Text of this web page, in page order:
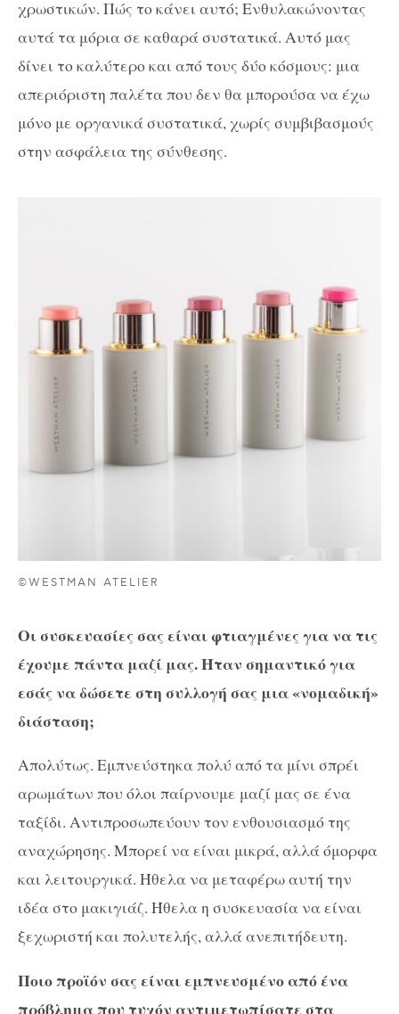
χρωστικών. Πώς το κάνει αυτό; Ενθυλακώνοντας
αυτά τα μόρια σε καθαρά συστατικά. Αυτό μας
δίνει το καλύτερο και από τους δύο κόσμους: μια
απεριόριστη παλέτα που δεν θα μπορούσα να έχω
μόνο με οργανικά συστατικά, χωρίς συμβιβασμούς
στην ασφάλεια της σύνθεσης.
©WESTMAN ATELIER
Οι συσκευασίες σας είναι φτιαγμένες για να τις
έχουμε πάντα μαζί μας. Ήταν σημαντικό για
εσάς να δώσετε στη συλλογή σας μια «νομαδική»
διάσταση;
Απολύτως. Εμπνεύστηκα πολύ από τα μίνι σπρέι
αρωμάτων που όλοι παίρνουμε μαζί μας σε ένα
ταξίδι. Αντιπροσωπεύουν τον ενθουσιασμό της
αναχώρησης. Μπορεί να είναι μικρά, αλλά όμορφα
και λειτουργικά. Ήθελα να μεταφέρω αυτή την
ιδέα στο μακιγιάζ. Ήθελα η συσκευασία να είναι
ξεχωριστή και πολυτελής, αλλά ανεπιτήδευτη.
Ποιο προϊόν σας είναι εμπνευσμένο από ένα
πρόβλημα που τυχόν αντιμετωπίσατε στα